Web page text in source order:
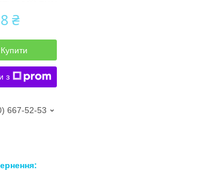
₴
Купити
з
667-52-53